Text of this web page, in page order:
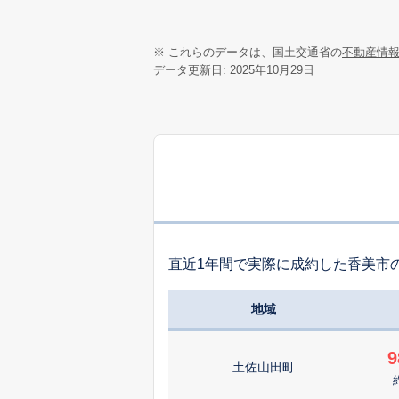
※ これらのデータは、国土交通省の不動産情
データ更新日: 2025年10月29日
直近1年間で実際に成約した香美市
地域
土佐山田町